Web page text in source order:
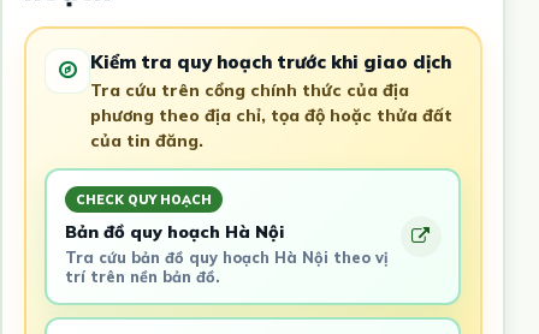
Kiểm tra quy hoạch trước khi giao dịch
Tra cứu trên cổng chính thức của địa
phương theo địa chỉ, tọa độ hoặc thửa đất
của tin đăng.
CHECK QUY HOẠCH
Bản đồ quy hoạch Hà Nội
Tra cứu bản đồ quy hoạch Hà Nội theo vị
trí trên nền bản đồ.